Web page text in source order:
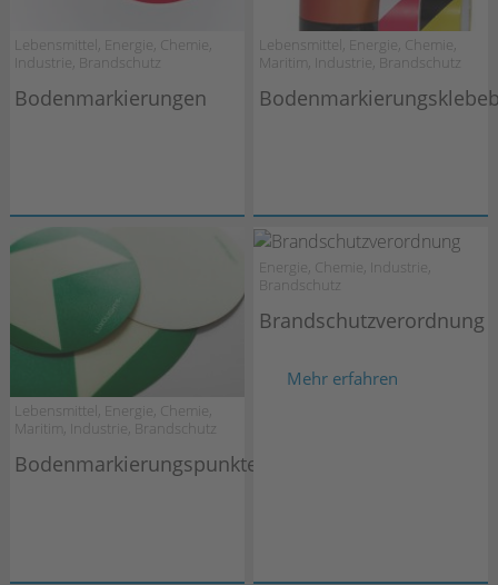
Lebensmittel, Energie, Chemie,
Industrie, Brandschutz
Bodenmarkierungen
Lebensmittel, Energie, Chemie,
Maritim, Industrie, Brandschutz
Lebensmittel, Energie, Chemie,
Maritim, Industrie, Brandschutz
Bodenmarkierungspunkte
Energie, Chemie, Industrie,
Brandschutz
Brandschutzverordnung
Mehr erfahren